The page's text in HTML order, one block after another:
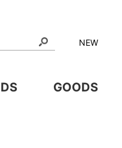
NEW
GOODS